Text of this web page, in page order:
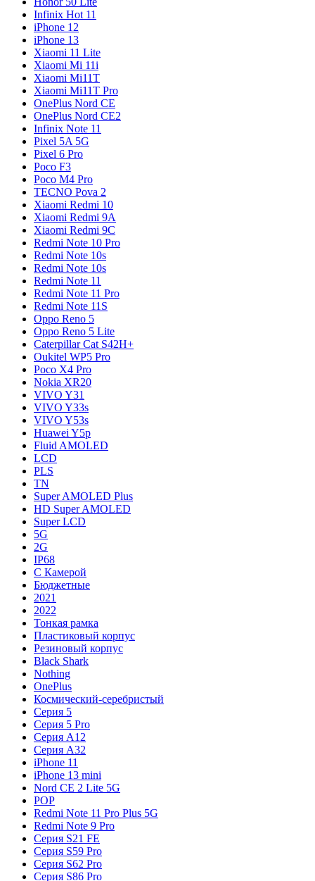
Infinix Hot 11
iPhone 12
iPhone 13
Xiaomi 11 Lite
Xiaomi Mi 11i
Xiaomi Mi11T
Xiaomi Mi11T Pro
OnePlus Nord CE
OnePlus Nord CE2
Infinix Note 11
Pixel 5A 5G
Pixel 6 Pro
Poco F3
Poco M4 Pro
TECNO Pova 2
Xiaomi Redmi 10
Xiaomi Redmi 9A
Xiaomi Redmi 9C
Redmi Note 10 Pro
Redmi Note 10s
Redmi Note 10s
Redmi Note 11
Redmi Note 11 Pro
Redmi Note 11S
Oppo Reno 5
Oppo Reno 5 Lite
Caterpillar Cat S42H+
Oukitel WP5 Pro
Poco X4 Pro
Nokia XR20
VIVO Y31
VIVO Y33s
VIVO Y53s
Huawei Y5p
Fluid AMOLED
LCD
PLS
TN
Super AMOLED Plus
HD Super AMOLED
Super LCD
5G
2G
IP68
С Камерой
Бюджетные
2021
2022
Тонкая рамка
Пластиковый корпус
Резиновый корпус
Black Shark
Nothing
OnePlus
Космический-серебристый
Серия 5
Серия 5 Pro
Серия A12
Серия A32
iPhone 11
iPhone 13 mini
Nord CE 2 Lite 5G
POP
Redmi Note 11 Pro Plus 5G
Redmi Note 9 Pro
Серия S21 FE
Серия S59 Pro
Серия S62 Pro
Серия S86 Pro